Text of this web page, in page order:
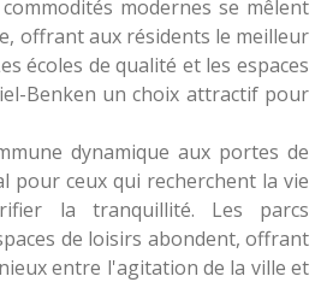
modernes se mêlent
offrant aux résidents le meilleur
écoles de qualité et les espaces
Benken un choix attractif pour
dynamique aux portes de
pour ceux qui recherchent la vie
la tranquillité. Les parcs
de loisirs abondent, offrant
entre l'agitation de la ville et